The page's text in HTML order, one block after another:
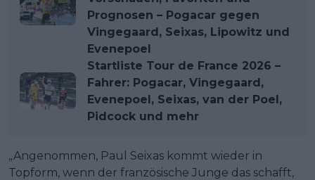
Prognosen – Pogacar gegen
Vingegaard, Seixas, Lipowitz und
Evenepoel
Startliste Tour de France 2026 –
Fahrer: Pogacar, Vingegaard,
Evenepoel, Seixas, van der Poel,
Pidcock und mehr
„Angenommen, Paul Seixas kommt wieder in
Topform, wenn der französische Junge das schafft,